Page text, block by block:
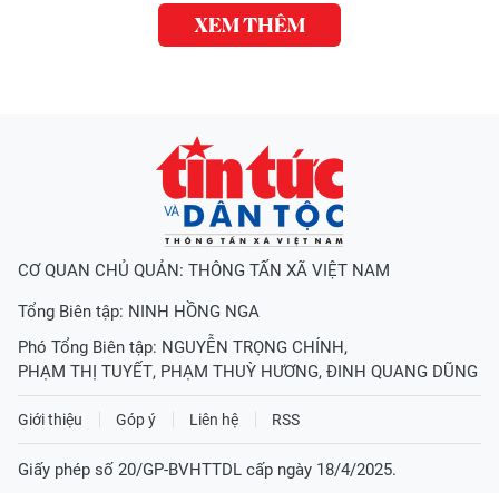
XEM THÊM
CƠ QUAN CHỦ QUẢN: THÔNG TẤN XÃ VIỆT NAM
Tổng Biên tập: NINH HỒNG NGA
Phó Tổng Biên tập: NGUYỄN TRỌNG CHÍNH,
PHẠM THỊ TUYẾT, PHẠM THUỲ HƯƠNG, ĐINH QUANG DŨNG
Giới thiệu Góp ý Liên hệ RSS
Giấy phép số 20/GP-BVHTTDL cấp ngày 18/4/2025.